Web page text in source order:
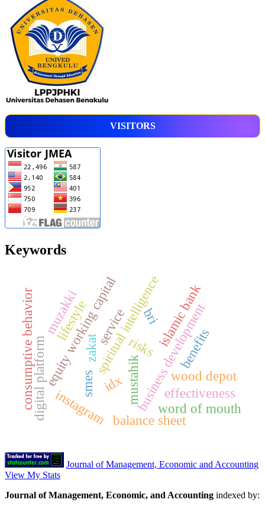
VISITORS
Keywords
spiritual intelligencebusiness development
wood depot
smes
bri
balance sheet
equity working capital islamic bank
digital platform
lifestyle
consumptive behavior zakat
mustahik
muzakki
instagram word of mouth
effectiveness
idx
benefits
risks
service
Journal of Management, Economic and Accounting
View My Stats
Journal of Management, Economic, and Accounting indexed by: